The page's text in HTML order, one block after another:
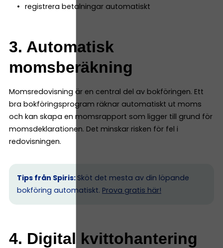
registrera betalningar automatiskt
3. Automatisk
momsberäkning
Momsredovisning är en central del av bokföringen. Ett
bra bokföringsprogram räknar automatiskt ut moms
och kan skapa en momsrapport som ligger till grund för
momsdeklarationen. Det minskar risken för fel i
redovisningen.
Tips från Spiris: Sköt det mesta av din löpande
bokföring automatiskt. Prova gratis här!
4. Digital kvittohantering